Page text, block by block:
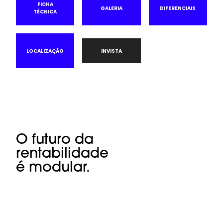
FICHA
TÉCNICA
GALERIA DIFERENCIAIS
LOCALIZAÇÃO INVISTA
O futuro da
rentabilidade
é modular.